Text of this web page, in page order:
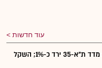
עוד חדשות
נעילה אדומה בתל אביב: מדד ת"א-35 ירד כ-1%; השקל